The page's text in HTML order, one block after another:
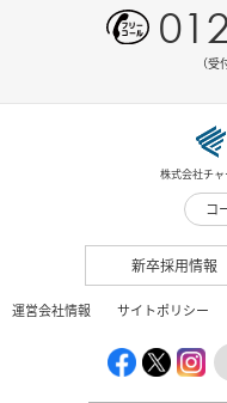
（
株式会社チ
コ
新卒採用情報
運営会社情報 サイトポリシー